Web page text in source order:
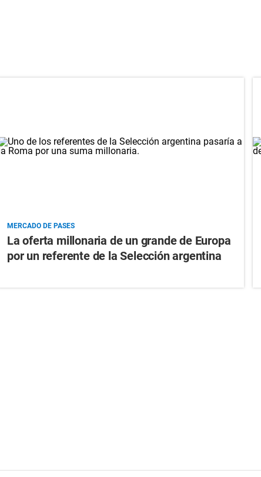
MERCADO DE PASES
La oferta millonaria de un grande de Europa
por un referente de la Selección argentina